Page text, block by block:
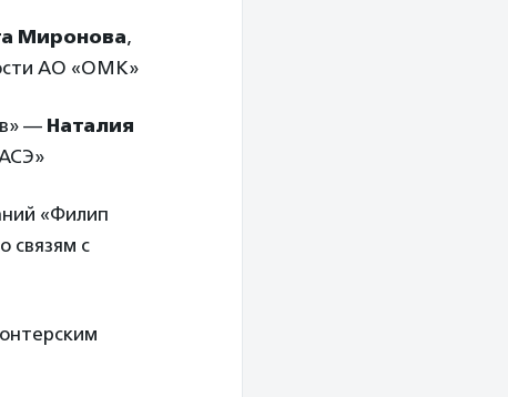
Миронова,
АО «ОМК»
— Наталия
«Филип
связям с